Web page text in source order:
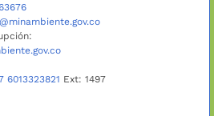
6013323821 Ext: 1497